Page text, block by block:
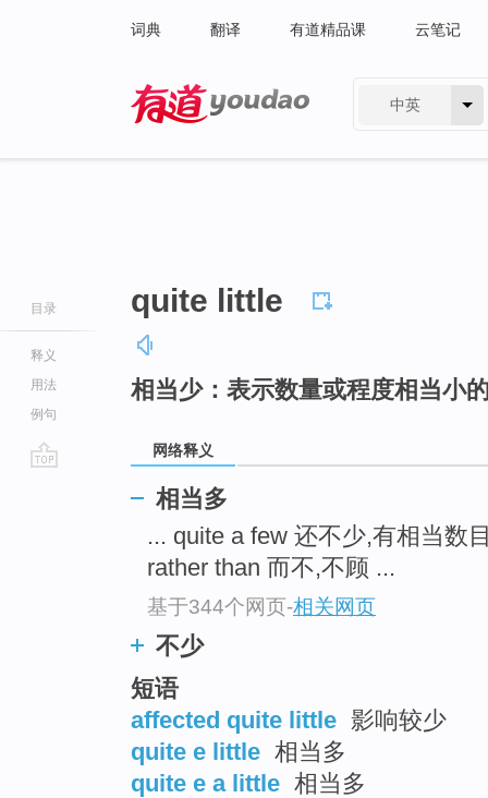
词典 翻译 有道精品课 云笔记
中英
目录
释义
用法
例句
quite little
相当少：表示数量或程度相当小
网络释义
相当多
... quite a few 还不少,有相当数
rather than 而不,不顾 ...
基于344个网页-相关网页
不少
短语
affected quite little 影响较少
quite e little 相当多
quite e a little 相当多